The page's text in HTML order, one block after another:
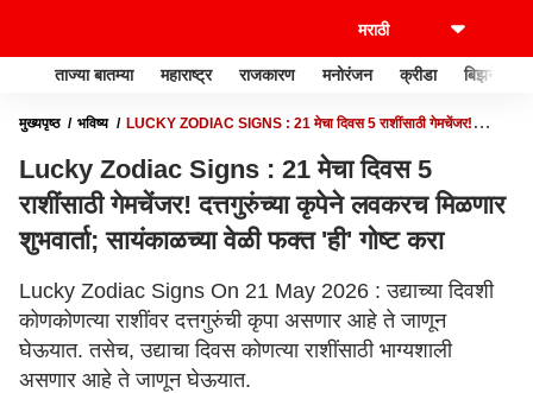
ताज्या बातम्या महाराष्ट्र राजकारण मनोरंजन क्रीडा बिझनेस
मुख्यपृष्ठ भविष्य
LUCKY ZODIAC SIGNS : 21 मेचा दिवस 5 राशींसाठी गेमचेंजर!
Lucky Zodiac Signs : 21 मेचा दिवस 5
राशींसाठी गेमचेंजर! दत्तगुरुंच्या कृपेने लवकरच मिळणार
शुभवार्ता; सायंकाळच्या वेळी फक्त 'ही' गोष्ट करा
Lucky Zodiac Signs On 21 May 2026 : उद्याच्या दिवशी
कोणकोणत्या राशींवर दत्तगुरुंची कृपा असणार आहे ते जाणून
घेऊयात. तसेच, उद्याचा दिवस कोणत्या राशींसाठी भाग्यशाली
असणार आहे ते जाणून घेऊयात.